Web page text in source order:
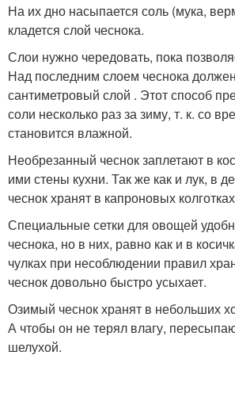
На их дно насыпается соль (мука,
кладется слой чеснока.
Слои нужно чередовать, пока
Над последним слоем чеснока
сантиметровый слой . Этот способ
соли несколько раз за зиму, т. к. со
становится влажной.
Необрезанный чеснок заплетают в
ими стены кухни. Так же как и лук, в
чеснок хранят в капроновых
Специальные сетки для овощей
чеснока, но в них, равно как и в
чулках при несоблюдении правил
чеснок довольно быстро усыхает.
Озимый чеснок хранят в небольших
А чтобы он не терял влагу,
шелухой.